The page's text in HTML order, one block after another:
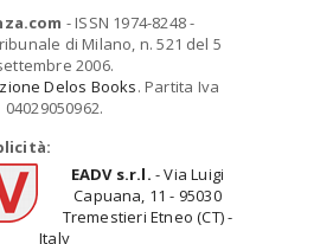
- ISSN 1974-8248 -
di Milano, n. 521 del 5
2006.
Delos Books. Partita Iva
04029050962.
EADV s.r.l. - Via Luigi
Capuana, 11 - 95030
Tremestieri Etneo (CT) -
Italy